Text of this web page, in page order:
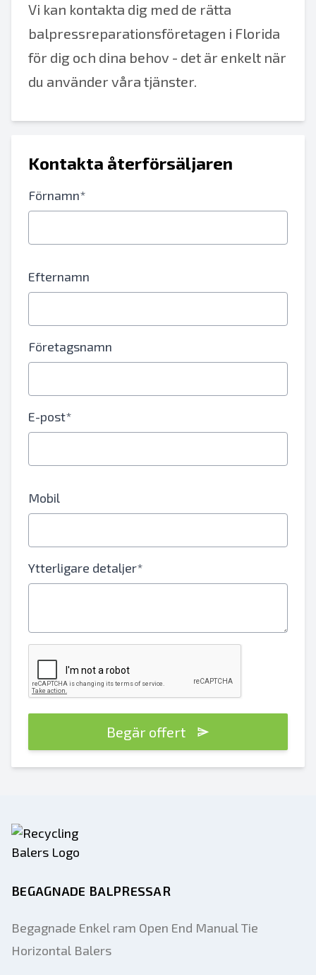
Vi kan kontakta dig med de rätta
balpressreparationsföretagen i Florida
för dig och dina behov - det är enkelt när
du använder våra tjänster.
Kontakta återförsäljaren
Förnamn*
Efternamn
Företagsnamn
E-post*
Mobil
Ytterligare detaljer*
Begär offert
BEGAGNADE BALPRESSAR
Begagnade Enkel ram Open End Manual Tie
Horizontal Balers